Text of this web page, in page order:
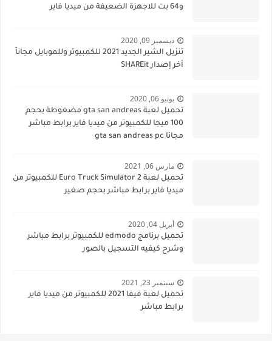
و64 بت للاجهزة الضعيفة من ميديا فاير
ديسمبر 09, 2020
تنزيل الشير الجديد 2021 للكمبيوتر وللموبايل مجاناً
أخر إصدار SHAREit
يونيو 06, 2020
تحميل لعبة gta san andreas مضغوطة بحجم
100 ميجا للكمبيوتر من ميديا فاير برابط مباشر
مجانا gta san andreas pc
مارس 06, 2021
تحميل لعبة Euro Truck Simulator 2 للكمبيوتر من
ميديا فاير برابط مباشر بحجم صغير
أبريل 04, 2020
تحميل برنامج edmodo للكمبيوتر برابط مباشر
وشرح كيفيه التسجيل بالصور
سبتمبر 23, 2021
تحميل لعبة فيفا 2021 للكمبيوتر من ميديا فاير
برابط مباشر